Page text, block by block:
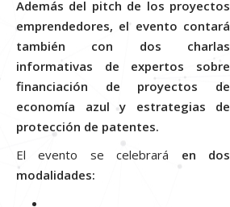
Además del pitch de los proyectos
emprendedores, el evento contará
también con dos charlas
informativas de expertos sobre
financiación de proyectos de
economía azul y estrategias de
protección de patentes.
El evento se celebrará en dos
modalidades: